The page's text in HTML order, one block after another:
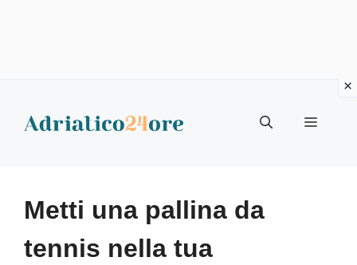
Menu
Metti una pallina da
tennis nella tua